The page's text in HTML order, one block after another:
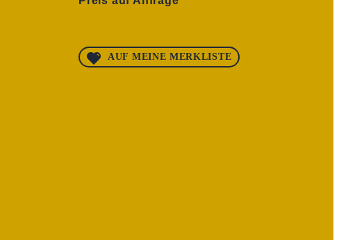
AUF MEINE MERKLISTE